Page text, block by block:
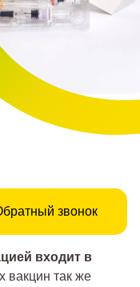
звонок
входит в
вакцин так же